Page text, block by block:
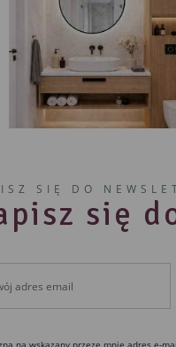
SIĘ DO
się